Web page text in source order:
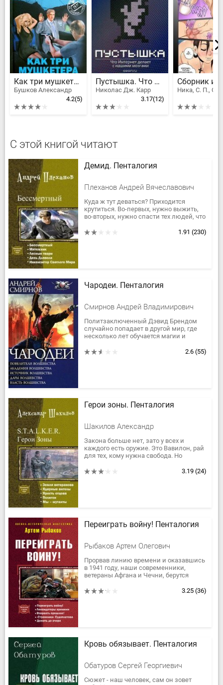
Как три мушкетëра
Бушков Александр
4.2(5)
Пустышка. Что Интернет делает с нашими мозгами
Николас Дж. Карр
3.17(12)
С этой книгой читают
Демид. Пенталогия
Плеханов Андрей Вячеславович
Куда ж тут деваться? Приходится
крутиться. Во-первых, нужно выжить,
во-вторых, нужно спасти тех людей, что
выбраться из трясины,...
1.91 (230)
Чародеи. Пенталогия
Смирнов Андрей Владимирович
Политзаключенный Дэвид Брендом
случайно попадает в другой мир, где
несколько лет обучается магии и
невероятным образом увлекает его, и...
2.6 (55)
Герои зоны. Пенталогия
Шакилов Александр
Закона больше нет, зато у всех и
каждого есть оружие. Это Вавилон, рай
для тех, кому нужна свобода. Но
Президент страны, торговец...
3.19 (24)
Переиграть войну! Пенталогия
Рыбаков Артем Олегович
Прорвав линию времени и оказавшись
в 1941 году, наши современники,
ветераны Афгана и Чечни, берутся
Великой Отечественной войны! 3.25 (36)
Кровь обязывает. Пенталогия
Обатуров Сергей Георгиевич
Сюжет - наш человек, сам он зовет